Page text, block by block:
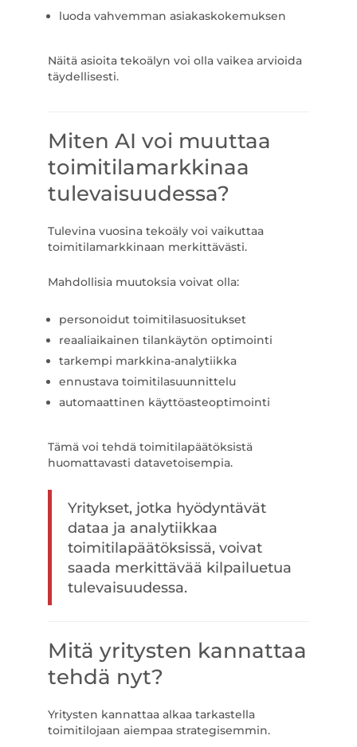
luoda vahvemman asiakaskokemuksen
Näitä asioita tekoälyn voi olla vaikea arvioida
täydellisesti.
Miten AI voi muuttaa
toimitilamarkkinaa
tulevaisuudessa?
Tulevina vuosina tekoäly voi vaikuttaa
toimitilamarkkinaan merkittävästi.
Mahdollisia muutoksia voivat olla:
personoidut toimitilasuositukset
reaaliaikainen tilankäytön optimointi
tarkempi markkina-analytiikka
ennustava toimitilasuunnittelu
automaattinen käyttöasteoptimointi
Tämä voi tehdä toimitilapäätöksistä
huomattavasti datavetoisempia.
Yritykset, jotka hyödyntävät
dataa ja analytiikkaa
toimitilapäätöksissä, voivat
saada merkittävää kilpailuetua
tulevaisuudessa.
Mitä yritysten kannattaa
tehdä nyt?
Yritysten kannattaa alkaa tarkastella
toimitilojaan aiempaa strategisemmin.